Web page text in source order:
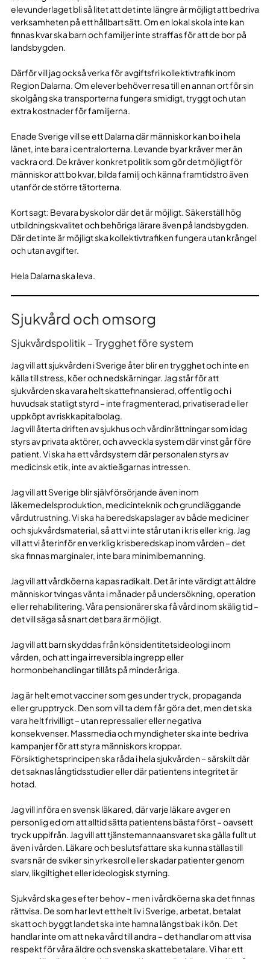
elevunderlaget bli så litet att det inte längre är möjligt att bedriva
verksamheten på ett hållbart sätt. Om en lokal skola inte kan
finnas kvar ska barn och familjer inte straffas för att de bor på
landsbygden.
Därför vill jag också verka för avgiftsfri kollektivtrafik inom
Region Dalarna. Om elever behöver resa till en annan ort för sin
skolgång ska transporterna fungera smidigt, tryggt och utan
extra kostnader för familjerna.
Enade Sverige vill se ett Dalarna där människor kan bo i hela
länet, inte bara i centralorterna. Levande byar kräver mer än
vackra ord. De kräver konkret politik som gör det möjligt för
människor att bo kvar, bilda familj och känna framtidstro även
utanför de större tätorterna.
Kort sagt: Bevara byskolor där det är möjligt. Säkerställ hög
utbildningskvalitet och behöriga lärare även på landsbygden.
Där det inte är möjligt ska kollektivtrafiken fungera utan krångel
och utan avgifter.
Hela Dalarna ska leva.
Sjukvård och omsorg
Sjukvårdspolitik – Trygghet före system
Jag vill att sjukvården i Sverige åter blir en trygghet och inte en
källa till stress, köer och nedskärningar. Jag står för att
sjukvården ska vara helt skattefinansierad, offentlig och i
huvudsak statligt styrd – inte fragmenterad, privatiserad eller
uppköpt av riskkapitalbolag.
Jag vill återta driften av sjukhus och vårdinrättningar som idag
styrs av privata aktörer, och avveckla system där vinst går före
patient. Vi ska ha ett vårdsystem där personalen styrs av
medicinsk etik, inte av aktieägarnas intressen.
Jag vill att Sverige blir självförsörjande även inom
läkemedelsproduktion, medicinteknik och grundläggande
vårdutrustning. Vi ska ha beredskapslager av både mediciner
och sjukvårdsmaterial, så att vi inte står utan i kris eller krig. Jag
vill att vi återinför en verklig krisberedskap inom vården – det
ska finnas marginaler, inte bara minimibemanning.
Jag vill att vårdköerna kapas radikalt. Det är inte värdigt att äldre
människor tvingas vänta i månader på undersökning, operation
eller rehabilitering. Våra pensionärer ska få vård inom skälig tid –
det vill säga så snart det bara är möjligt.
Jag vill att barn skyddas från könsidentitetsideologi inom
vården, och att inga irreversibla ingrepp eller
hormonbehandlingar tillåts på minderåriga.
Jag är helt emot vacciner som ges under tryck, propaganda
eller grupptryck. Den som vill ta dem får göra det, men det ska
vara helt frivilligt – utan repressalier eller negativa
konsekvenser. Massmedia och myndigheter ska inte bedriva
kampanjer för att styra människors kroppar.
Försiktighetsprincipen ska råda i hela sjukvården – särskilt där
det saknas långtidsstudier eller där patientens integritet är
hotad.
Jag vill införa en svensk läkared, där varje läkare avger en
personlig ed om att alltid sätta patientens bästa först – oavsett
tryck uppifrån. Jag vill att tjänstemannaansvaret ska gälla fullt ut
även i vården. Läkare och beslutsfattare ska kunna ställas till
svars när de sviker sin yrkesroll eller skadar patienter genom
slarv, likgiltighet eller ideologisk styrning.
Sjukvård ska ges efter behov – men i vårdköerna ska det finnas
rättvisa. De som har levt ett helt liv i Sverige, arbetat, betalat
skatt och byggt landet ska inte hamna längst bak i kön. Det
handlar inte om att neka vård till andra – det handlar om att visa
respekt för våra äldre och svenska skattebetalare. Vi har ett